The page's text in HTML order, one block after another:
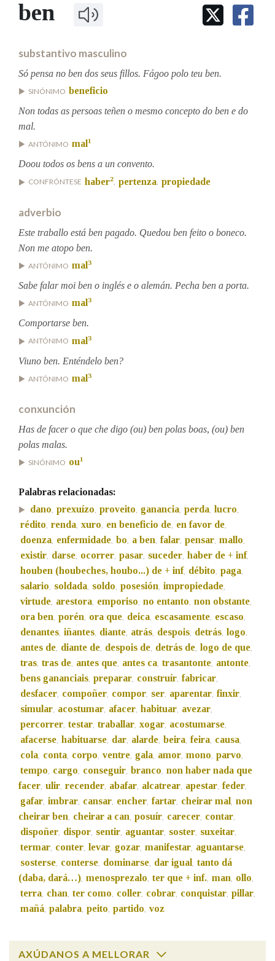
IDENTIDADE CORPORATIVA
MARCIAL DEL ADALID
FIGURAS HOMENAXEADAS
PRIMAVERA DAS LETRAS
Facebook
TwitterYoutubeInstagram
Bluesky
BUSCAR NOS LEMAS
Remata por
BUSCAR NO CONTIDO
Nas definicións
Nos exemplos
Na fraseoloxía
OUTRAS OPCIÓNS DE BUSCA
Pertence a
ben
substantivo masculino
Só pensa no ben dos seus fillos. Fágoo polo teu ben.
SINÓNIMO beneficio
Non todas as persoas teñen o mesmo concepto do ben e do
mal.
ANTÓNIMO mal1
Doou todos os bens a un convento.
CONFRÓNTESE haber2, pertenza, propiedade
adverbio
Este traballo está ben pagado. Quedou ben feito o boneco.
Non me atopo ben.
ANTÓNIMO mal 3
Sabe falar moi ben o inglés e o alemán. Pecha ben a porta.
ANTÓNIMO mal3
Comportarse ben.
ANTÓNIMO mal 3
Viuno ben. Enténdelo ben?
ANTÓNIMO mal 3
conxunción
Has de facer o que che digo (ou) ben polas boas, (ou) ben
polas malas.
SINÓNIMO ou1
Palabras relacionadas:
dano, prexuízo, proveito, ganancia, perda, lucro,
rédito, renda, xuro, en beneficio de, en favor de,
doenza, enfermidade, bo, a ben, falar, pensar, mallo,
existir, darse, ocorrer, pasar, suceder, haber de + inf,
houben (houbeches, houbo...) de + inf, débito, paga,
salario, soldada, soldo, posesión, impropiedade,
virtude, arestora, emporiso, no entanto, non obstante,
ora ben, porén, ora que, deica, escasamente, escaso,
denantes, iñantes, diante, atrás, despois, detrás, logo,
antes de, diante de, despois de, detrás de, logo de que,
tras, tras de, antes que, antes ca, trasantonte, antonte,
bens gananciais, preparar, construír, fabricar,
desfacer, compoñer, compor, ser, aparentar, finxir,
simular, acostumar, afacer, habituar, avezar,
percorrer, testar, traballar, xogar, acostumarse,
afacerse, habituarse, dar, alarde, beira, feira, causa,
cola, conta, corpo, ventre, gala, amor, mono, parvo,
tempo, cargo, conseguir, branco, non haber nada que
facer, ulir, recender, abafar, alcatrear, apestar, feder,
gafar, imbrar, cansar, encher, fartar, cheirar mal, non
cheirar ben, cheirar a can, posuír, carecer, contar,
dispoñer, dispor, sentir, aguantar, soster, suxeitar,
termar, conter, levar, gozar, manifestar, aguantarse,
sosterse, conterse, dominarse, dar igual, tanto dá
(daba, dará…), menosprezalo, ter que + inf., man, ollo,
terra, chan, ter como, coller, cobrar, conquistar, pillar,
mañá, palabra, peito, partido, voz
AXÚDANOS A MELLORAR